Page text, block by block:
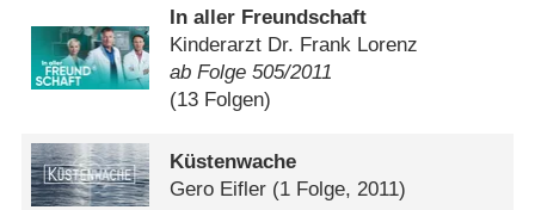
In aller Freundschaft
Kinderarzt Dr. Frank Lorenz
ab Folge 505/​2011
(13 Folgen)
Küstenwache
Gero Eifler (1 Folge, 2011)